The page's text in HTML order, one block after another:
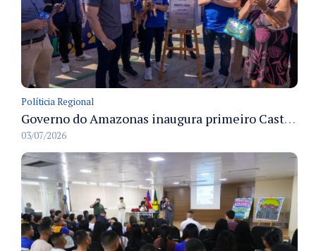
Políticia Regional
Governo do Amazonas inaugura primeiro Castramóvel Fluvial para atendimento veterinário às comunidades ribeirinhas e castração gratuita
03/07/2026